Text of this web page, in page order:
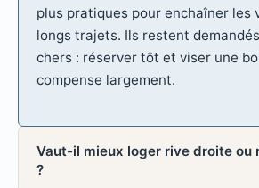
plus pratiques pour enchaîner les
longs trajets. Ils restent
chers : réserver tôt et viser une
compense largement.
Vaut-il mieux loger rive droite ou
?